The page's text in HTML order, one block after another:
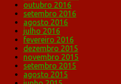
outubro 2016
setembro 2016
agosto 2016
julho 2016
fevereiro 2016
dezembro 2015
novembro 2015
setembro 2015
agosto 2015